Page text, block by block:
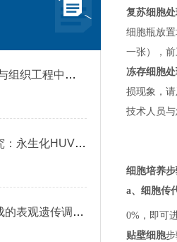
H1细胞在皮肤修复与组织工程中的应用前景
助力心血管疾病研究：永生化HUVEC!
解析小鼠原肠期形成的表观遗传调控规律
复苏细胞
细胞瓶放
一张）
，
冻存细胞
损现象，
技术人员
细胞培养
a、 细胞传
0%，即可
贴壁细胞